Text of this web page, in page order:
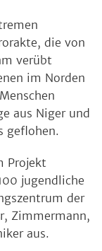
die von
verübt
im Norden
aus Niger und
geflohen.
Projekt
jugendliche
der
Zimmermann,
aus.